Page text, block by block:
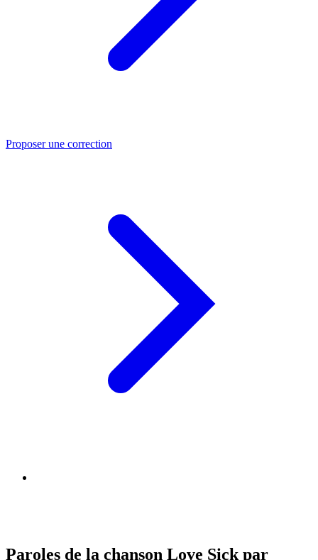
Proposer une correction
Paroles de la chanson Love Sick par